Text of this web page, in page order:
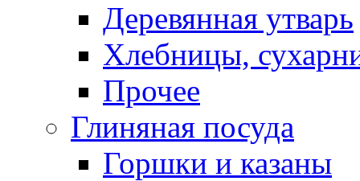
Деревянная утварь
Хлебницы,
Прочее
Глиняная посуда
Горшки и казаны